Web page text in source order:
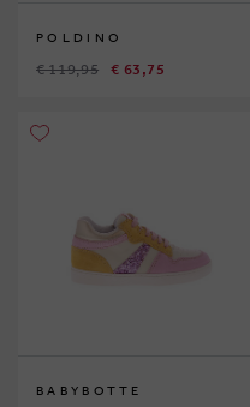
POLDINO
€ 119,95 € 63,75
BABYBOTTE